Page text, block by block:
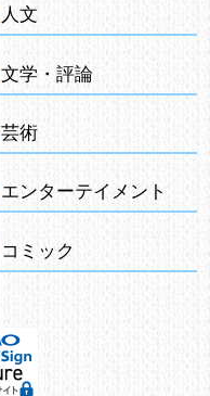
人文
文学・評論
芸術
エンターテイメント
コミック